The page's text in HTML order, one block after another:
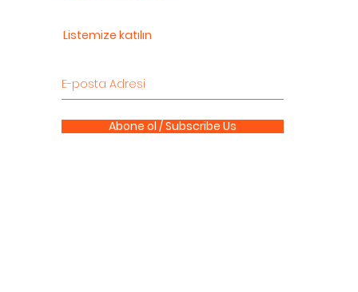
Listemize katılın
Abone ol / Subscribe Us